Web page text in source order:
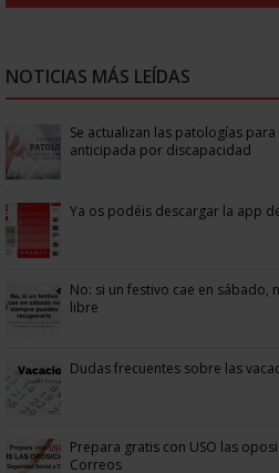
NOTICIAS MÁS LEÍDAS
Se actualizan las patologías
anticipada por discapacidad
Ya os podéis descargar la app
No: si un festivo cae en
libre
Dudas frecuentes sobre las
Prepara gratis con USO las
Correos